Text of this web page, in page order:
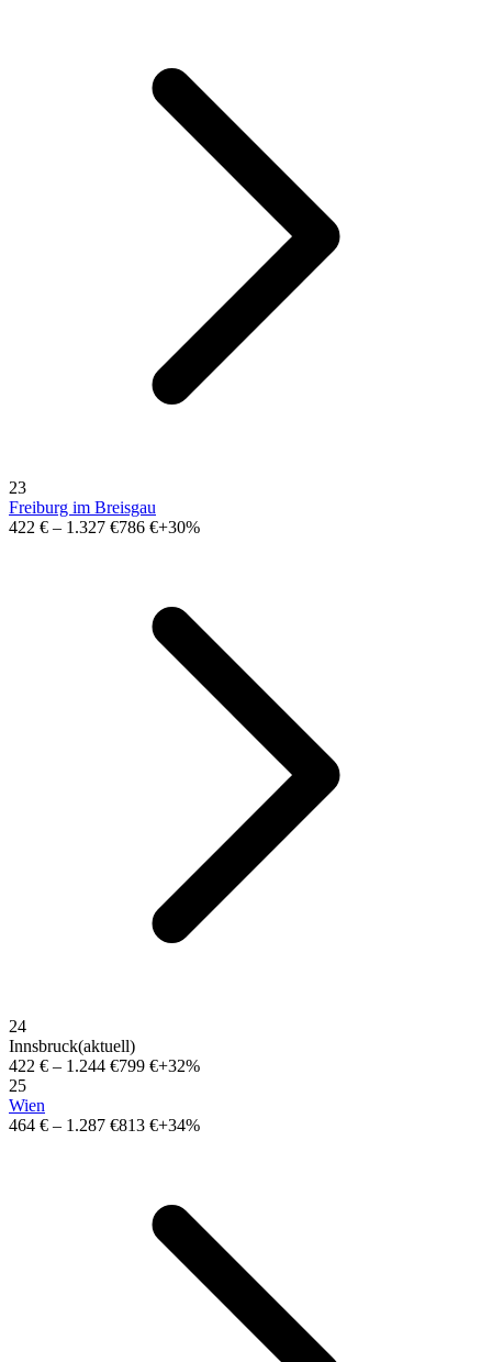
23
Freiburg im Breisgau
422 € – 1.327 €786 €+30%
24
Innsbruck(aktuell)
422 € – 1.244 €799 €+32%
25
Wien
464 € – 1.287 €813 €+34%